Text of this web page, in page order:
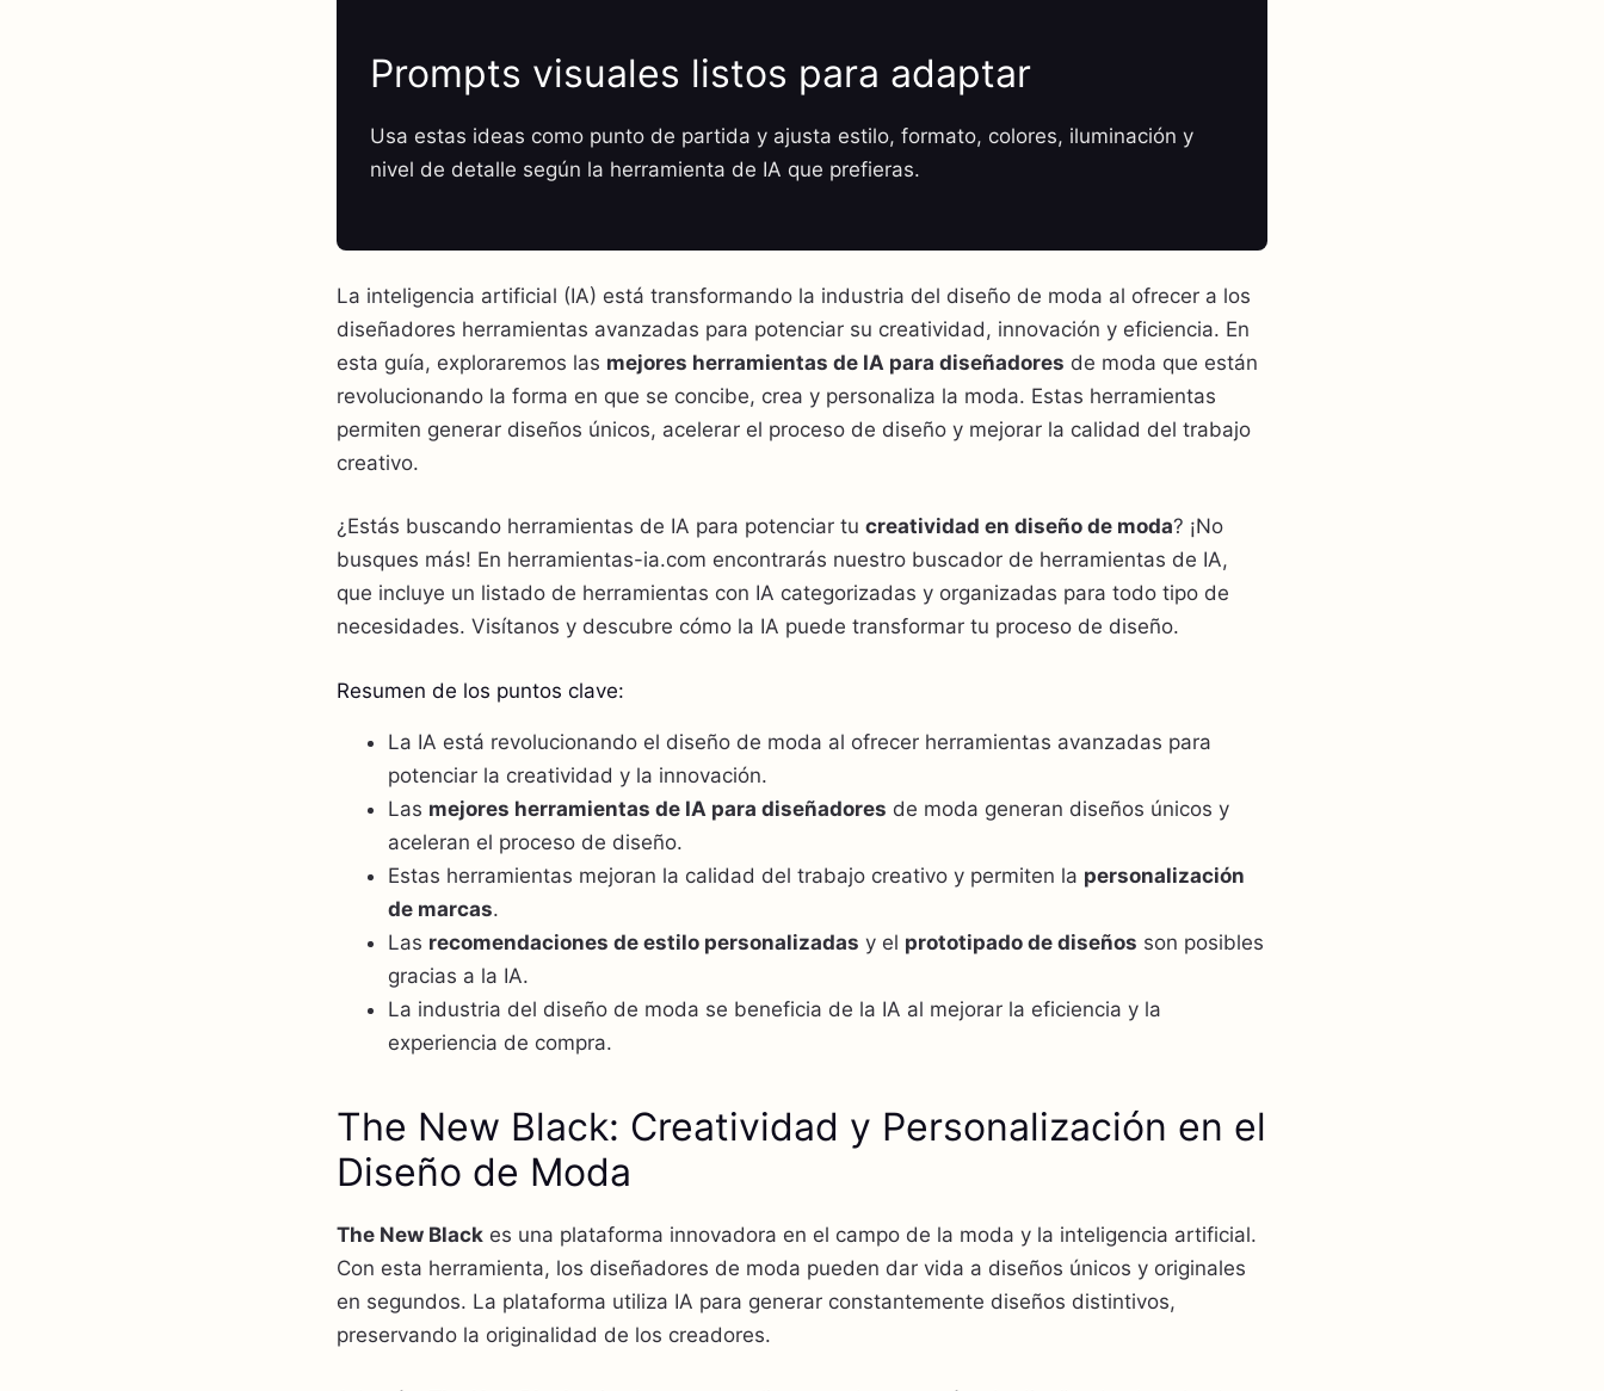
Prompts visuales listos para adaptar
Usa estas ideas como punto de partida y ajusta estilo, formato, colores, iluminación y
nivel de detalle según la herramienta de IA que prefieras.
La inteligencia artificial (IA) está transformando la industria del diseño de moda al ofrecer a los
diseñadores herramientas avanzadas para potenciar su creatividad, innovación y eficiencia. En
esta guía, exploraremos las mejores herramientas de IA para diseñadores de moda que están
revolucionando la forma en que se concibe, crea y personaliza la moda. Estas herramientas
permiten generar diseños únicos, acelerar el proceso de diseño y mejorar la calidad del trabajo
creativo.
¿Estás buscando herramientas de IA para potenciar tu creatividad en diseño de moda? ¡No
busques más! En herramientas-ia.com encontrarás nuestro buscador de herramientas de IA,
que incluye un listado de herramientas con IA categorizadas y organizadas para todo tipo de
necesidades. Visítanos y descubre cómo la IA puede transformar tu proceso de diseño.
Resumen de los puntos clave:
La IA está revolucionando el diseño de moda al ofrecer herramientas avanzadas para
potenciar la creatividad y la innovación.
Las mejores herramientas de IA para diseñadores de moda generan diseños únicos y
aceleran el proceso de diseño.
Estas herramientas mejoran la calidad del trabajo creativo y permiten la personalización
de marcas.
Las recomendaciones de estilo personalizadas y el prototipado de diseños son posibles
gracias a la IA.
La industria del diseño de moda se beneficia de la IA al mejorar la eficiencia y la
experiencia de compra.
The New Black: Creatividad y Personalización en el
Diseño de Moda
The New Black es una plataforma innovadora en el campo de la moda y la inteligencia artificial.
Con esta herramienta, los diseñadores de moda pueden dar vida a diseños únicos y originales
en segundos. La plataforma utiliza IA para generar constantemente diseños distintivos,
preservando la originalidad de los creadores.